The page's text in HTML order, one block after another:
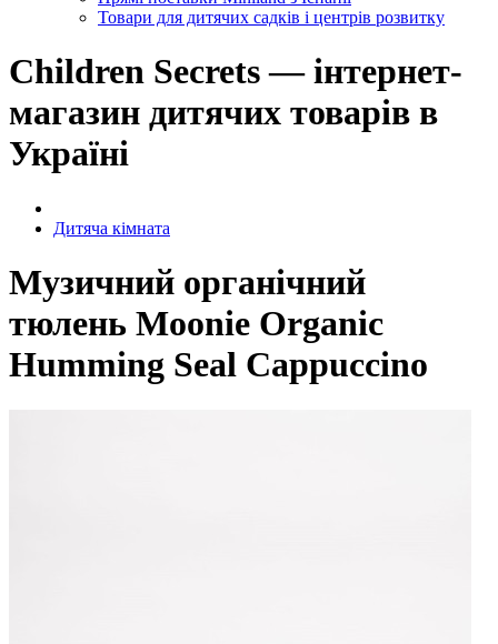
Товари для дитячих садків і центрів розвитку
Children Secrets — інтернет-
магазин дитячих товарів в
Україні
Дитяча кімната
Музичний органічний
тюлень Moonie Organic
Humming Seal Cappuccino